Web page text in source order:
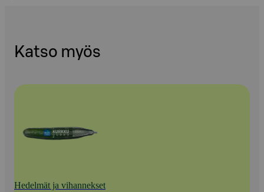
Katso myös
Hedelmät ja vihannekset